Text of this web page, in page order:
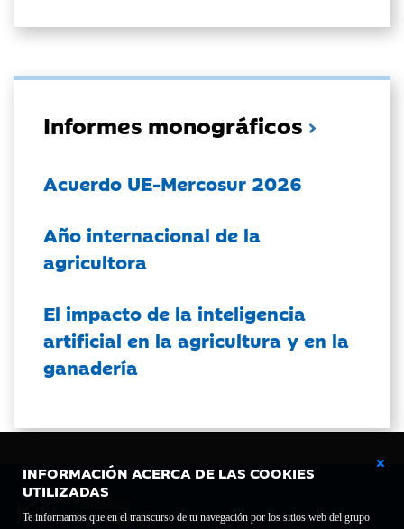
INFORMACIÓN ACERCA DE LAS COOKIES
UTILIZADAS
Te informamos que en el transcurso de tu navegación por los sitios web del grupo
Informes monográficos
Acuerdo UE-Mercosur 2026
Año internacional de la
agricultora
El impacto de la inteligencia
artificial en la agricultura y en la
ganadería